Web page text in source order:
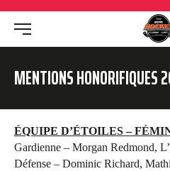
MENTIONS HONORIFIQUES
ÉQUIPE D’ÉTOILES –
Gardienne – Morgan Redmond,
Défense – Dominic Richard,